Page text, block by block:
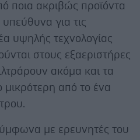
ποια ακριβώς προϊόντα
για τις
υψηλής τεχνολογίας
στους εξαεριστήρες
ακόμα και τα
μικρότερη από το ένα
με ερευνητές του